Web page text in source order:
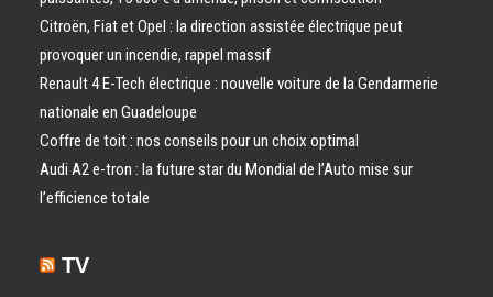
Citroën, Fiat et Opel : la direction assistée électrique peut
provoquer un incendie, rappel massif
Renault 4 E-Tech électrique : nouvelle voiture de la Gendarmerie
nationale en Guadeloupe
Coffre de toit : nos conseils pour un choix optimal
Audi A2 e-tron : la future star du Mondial de l’Auto mise sur
l’efficience totale
TV